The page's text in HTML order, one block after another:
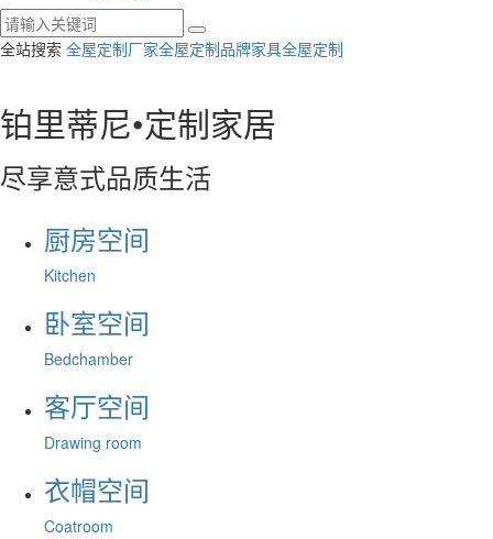
全站搜索 全屋定制厂家全屋定制品牌家具全屋定制
铂里蒂尼•定制家居
尽享意式品质生活
厨房空间
Kitchen
卧室空间
Bedchamber
客厅空间
Drawing room
衣帽空间
Coatroom